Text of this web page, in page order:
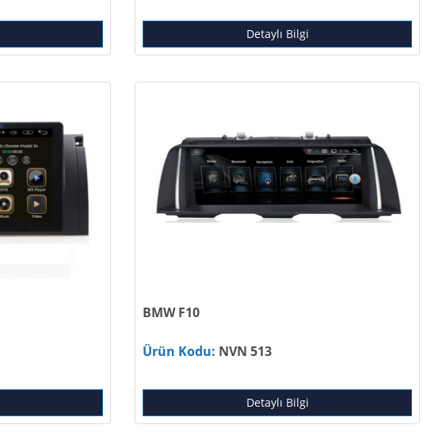
Detaylı Bilgi
BMW F10
Ürün Kodu: NVN 513
Detaylı Bilgi